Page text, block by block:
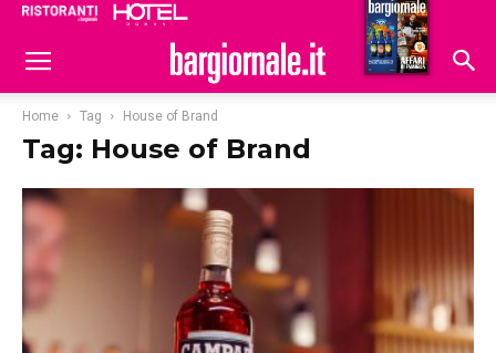
Hoteldomani
Home Tag House of Brand
Tag: House of Brand